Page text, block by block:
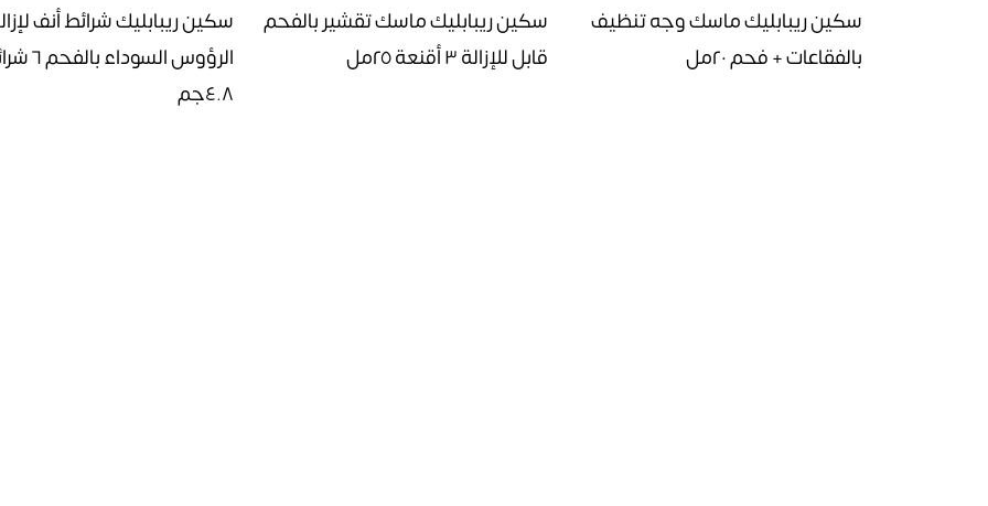
سكين ريبابليك ماسك وجه تنظيف
بالفقاعات + فحم ٢٠مل
سكين ريبابليك ماسك تقشير بالفحم
قابل للإزالة ٣ أقنعة ٢٥مل
سكين ريبابليك شرائط أنف
الرؤوس
٤.٨جم